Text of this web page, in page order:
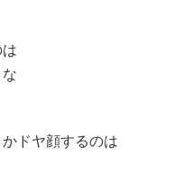
ドヤ顔するのは